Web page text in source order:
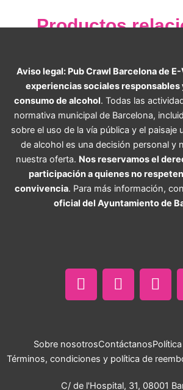
Productos
Aviso legal: Pub Crawl Barcelona de
experiencias sociales responsables
consumo de alcohol. Todas las
normativa municipal de Barcelona,
sobre el uso de la vía pública y el paisaje
de alcohol es una decisión personal y
nuestra oferta. Nos reservamos el
participación a quienes no
convivencia. Para más información,
oficial del Ayuntamiento de
c
e
o
k
s
t
r
a
k
t
Sobre nosotrosContáctanos
Términos, condiciones y política de
C/ de l'Hospital, 31, 08001